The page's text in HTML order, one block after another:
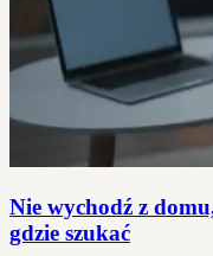
Nie wychodź z
gdzie szukać